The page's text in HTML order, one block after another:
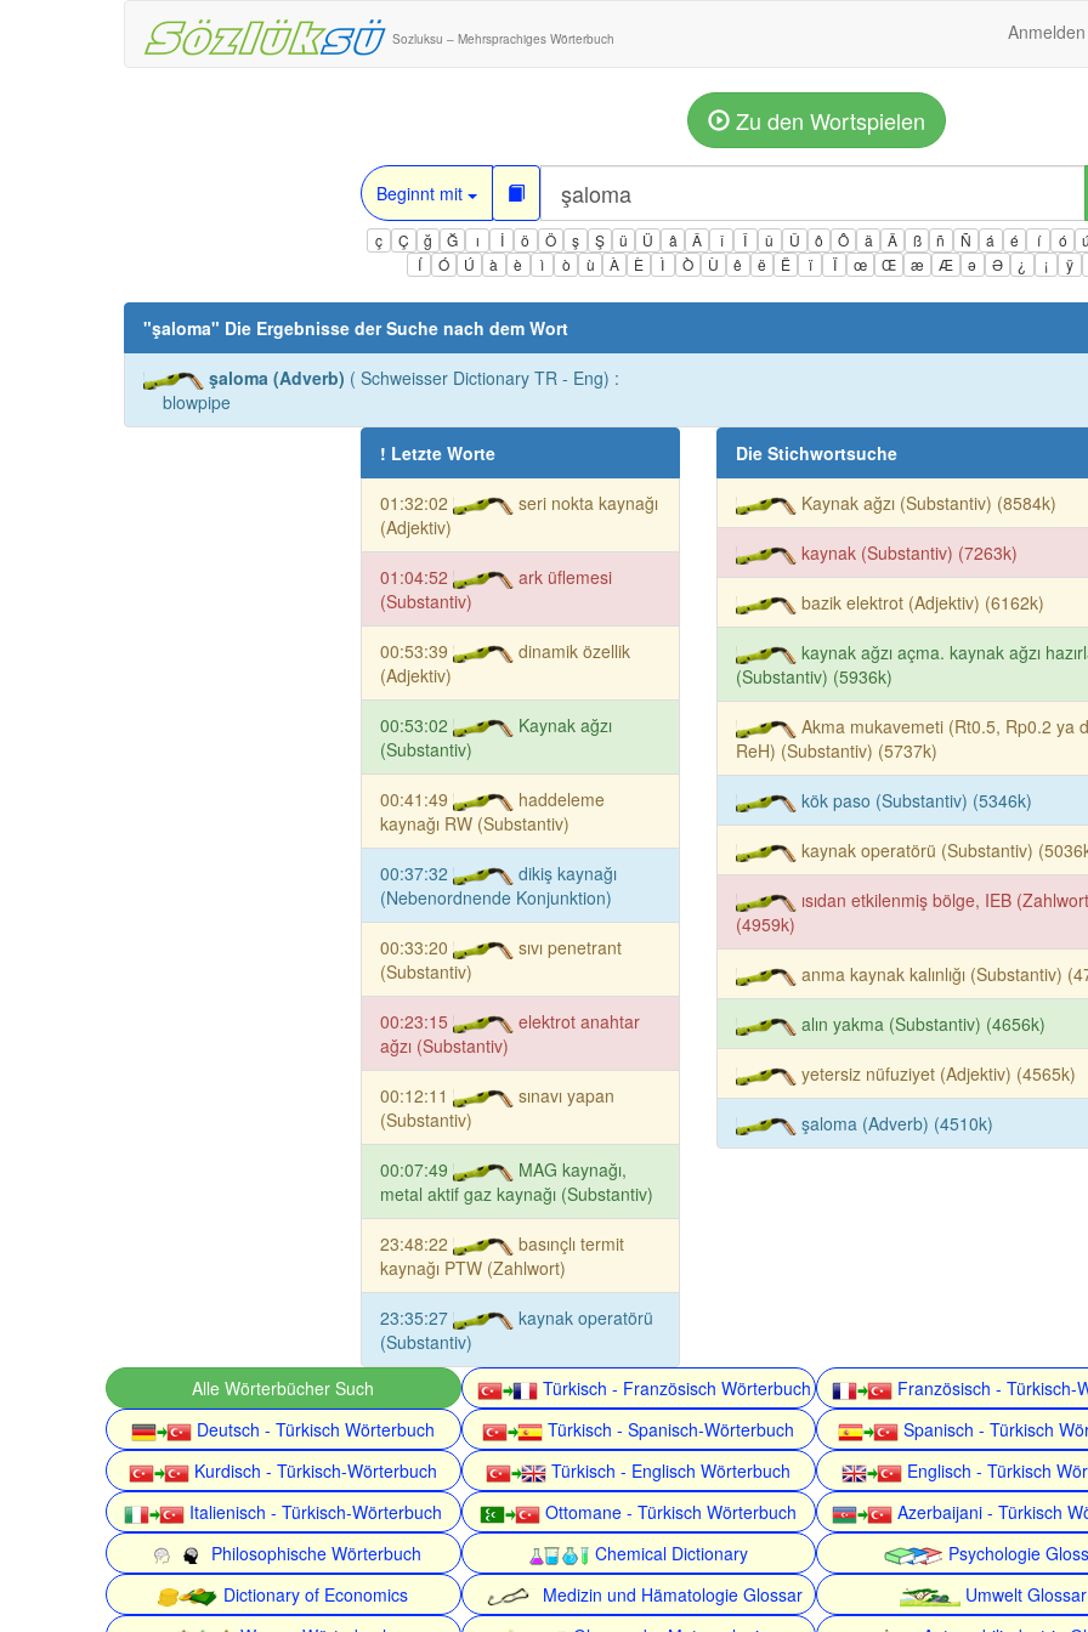
Sozluksu – Mehrsprachiges Wörterbuch Anmelden
Zu den Wortspielen
Beginnt mit
ç Ç ğ Ğ ı İ ö Ö ş Ş ü Ü â Â î Î û Û ô Ô ä Ä ß ñ Ñ á é í ó ú
Í
Ó Ú à è ì ò ù À È Ì Ò Ù ê ë Ë ï Ï œ Œ æ Æ ə Ə ¿ ¡ ÿ
"şaloma" Die Ergebnisse der Suche nach dem Wort
şaloma (Adverb) ( Schweisser Dictionary TR - Eng) :
blowpipe
! Letzte Worte
01:32:02
seri nokta kaynağı
(Adjektiv)
01:04:52
ark üflemesi
(Substantiv)
00:53:39
dinamik özellik
(Adjektiv)
00:53:02
Kaynak ağzı
(Substantiv)
00:41:49
haddeleme
kaynağı RW (Substantiv)
00:37:32
dikiş kaynağı
(Nebenordnende Konjunktion)
00:33:20
sıvı penetrant
(Substantiv)
00:23:15
elektrot anahtar
ağzı (Substantiv)
00:12:11
sınavı yapan
(Substantiv)
00:07:49
MAG kaynağı,
metal aktif gaz kaynağı (Substantiv)
23:48:22
basınçlı termit
kaynağı PTW (Zahlwort)
23:35:27
kaynak operatörü
(Substantiv)
Die Stichwortsuche
Kaynak ağzı (Substantiv) (8584k)
kaynak (Substantiv) (7263k)
bazik elektrot (Adjektiv) (6162k)
kaynak ağzı açma. kaynak ağzı
(Substantiv) (5936k)
Akma mukavemeti (Rt0.5, Rp0.2 ya
ReH) (Substantiv) (5737k)
kök paso (Substantiv) (5346k)
kaynak operatörü (Substantiv)
ısıdan etkilenmiş bölge, IEB
(4959k)
anma kaynak kalınlığı (Substantiv)
alın yakma (Substantiv) (4656k)
yetersiz nüfuziyet (Adjektiv) (4565k)
şaloma (Adverb) (4510k)
Alle Wörterbücher Such Türkisch - Französisch Wörterbuch Französisch - Türkisch-
Deutsch - Türkisch Wörterbuch
Türkisch - Spanisch-Wörterbuch Spanisch - Türkisch
Kurdisch - Türkisch-Wörterbuch
Türkisch - Englisch Wörterbuch Englisch - Türkisch
Italienisch - Türkisch-Wörterbuch
Ottomane - Türkisch Wörterbuch Azerbaijani - Türkisch
Philosophische Wörterbuch
Chemical Dictionary Psychologie
Dictionary of Economics
Medizin und Hämatologie Glossar Umwelt Glossar